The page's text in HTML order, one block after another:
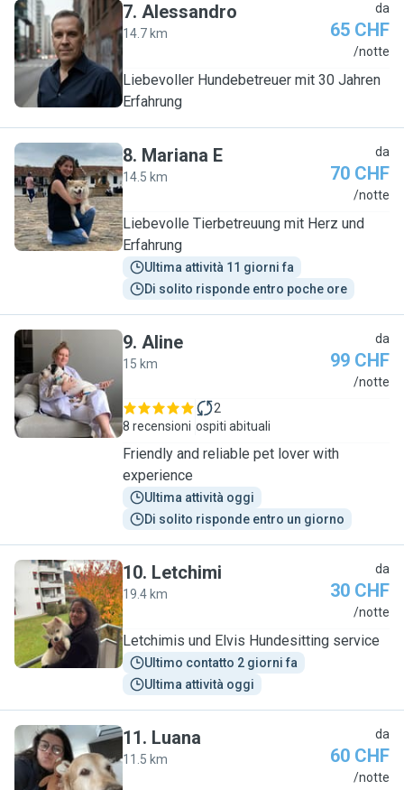
A
7. Alessandro
14.7 km
da
65 CHF
/notte
Liebevoller Hundebetreuer mit 30 Jahren
Erfahrung
M
8. Mariana E
14.5 km
da
70 CHF
/notte
Liebevolle Tierbetreuung mit Herz und
Erfahrung
Ultima attività 11 giorni fa
Di solito risponde entro poche ore
A
9. Aline
15 km
da
99 CHF
/notte
8 recensioni
2
ospiti abituali
Friendly and reliable pet lover with
experience
Ultima attività oggi
Di solito risponde entro un giorno
L
10. Letchimi
19.4 km
da
30 CHF
/notte
Letchimis und Elvis Hundesitting service
Ultimo contatto 2 giorni fa
Ultima attività oggi
L
11. Luana
11.5 km
da
60 CHF
/notte